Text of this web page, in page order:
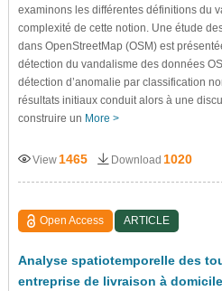
examinons les différentes définitions du
complexité de cette notion. Une étude
dans OpenStreetMap (OSM) est
détection du vandalisme des données
détection d’anomalie par classification
résultats initiaux conduit alors à une
construire un More >
View 1465 Download 1020
Open Access ARTICLE
Analyse spatiotemporelle des
entreprise de livraison à domicile